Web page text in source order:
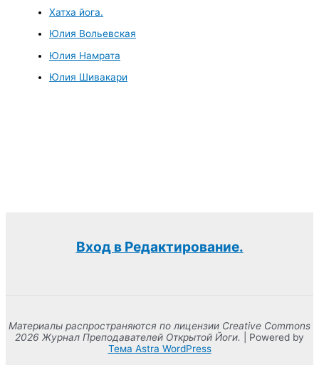
Хатха йога.
Юлия Вольевская
Юлия Намрата
Юлия Шивакари
Вход в Редактирование.
Материалы распространяются по лицензии Creative Commons
2026 Журнал Преподавателей Открытой Йоги.
| Powered by
Тема Astra WordPress